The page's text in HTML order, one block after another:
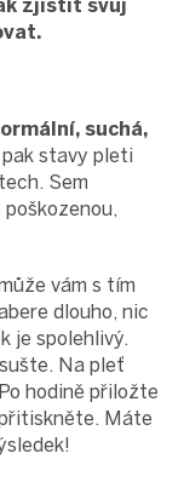
zjistit svůj
suchá,
stavy pleti
Sem
vám s tím
dlouho, nic
je spolehlivý.
Na pleť
hodině přiložte
Máte